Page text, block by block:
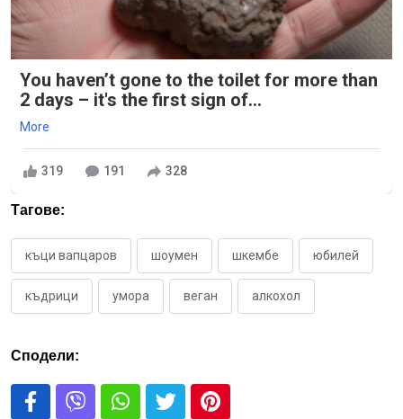
You haven’t gone to the toilet for more than
2 days – it's the first sign of...
More
319 191 328
Тагове:
къци вапцаров шоумен шкембе юбилей
къдрици умора веган алкохол
Сподели: